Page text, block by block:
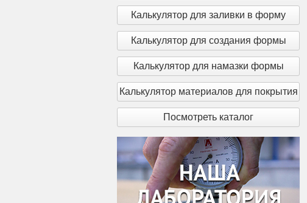
Калькулятор для заливки в форму
Калькулятор для создания формы
Калькулятор для намазки формы
Калькулятор материалов для покрытия
Посмотреть каталог